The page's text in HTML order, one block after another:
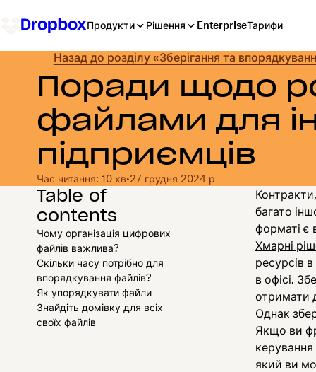
Продукти Рішення EnterpriseТарифи
Назад до розділу «Зберігання та
Поради щодо
файлами для
підприємців
Час читання: 10 хв•27 грудня 2024 р
Table of
contents
Чому організація цифрових
файлів важлива?
Скільки часу потрібно для
впорядкування файлів?
Як упорядкувати файли
Знайдіть домівку для всіх
своїх файлів
багато
форматі є
Хмарні
ресурсів
в офісі.
отримати
Однак
Якщо ви
який ви